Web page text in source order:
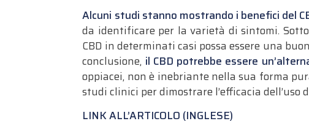
Alcuni studi stanno mostrando i benefici del
da identificare per la varietà di sintomi.
CBD in determinati casi possa essere una
conclusione, il CBD potrebbe essere
oppiacei, non è inebriante nella sua forma
studi clinici per dimostrare l’efficacia dell’uso
LINK ALL’ARTICOLO (INGLESE)